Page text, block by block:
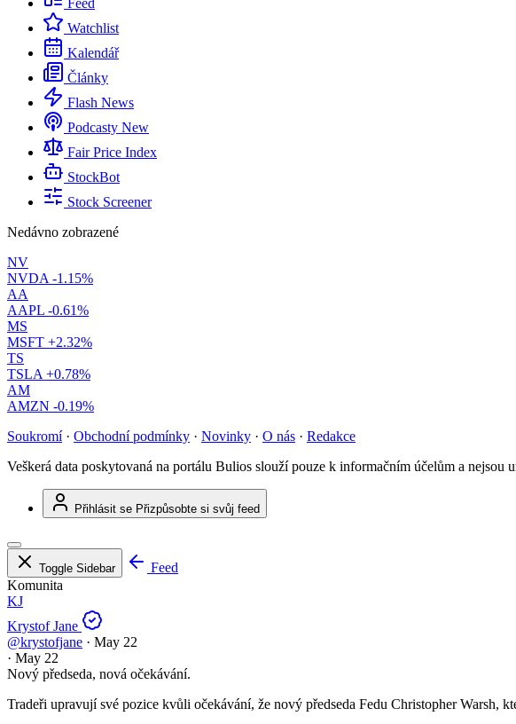
Feed
Watchlist
Kalendář
Články
Flash News
Podcasty New
Fair Price Index
StockBot
Stock Screener
Nedávno zobrazené
NV
NVDA -1.15%
AA
AAPL -0.61%
MS
MSFT +2.32%
TS
TSLA +0.78%
AM
AMZN -0.19%
Soukromí · Obchodní podmínky · Novinky · O nás · Redakce
Veškerá data poskytovaná na portálu Bulios slouží pouze k informačním účelům a nejsou
Přihlásit se Přizpůsobte si svůj feed
Toggle Sidebar
Feed
Komunita
KJ
Krystof Jane
@krystofjane · May 22
· May 22
Nový předseda, nová očekávání.
Tradeři upravují své pozice kvůli očekávání, že nový předseda Fedu Christopher Warsh,